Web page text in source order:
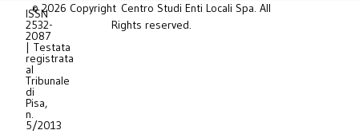
ISSN
2532-
2087
| Testata
registrata
al
Tribunale
di
Pisa,
n.
5/2013
© 2026 Copyright Centro Studi Enti Locali Spa. All
Rights reserved.